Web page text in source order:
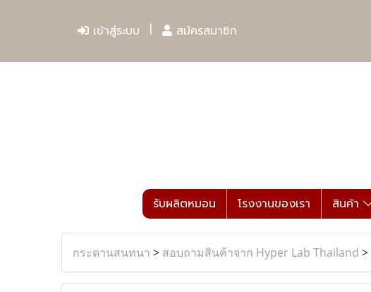
เข้าสู่ระบบ สมัครสมาชิก
รับผลิตหมอน โรงงานของเรา สินค้า
กระดานสนทนา > สอบถามสินค้าจาก Hyper Lab Thailand >